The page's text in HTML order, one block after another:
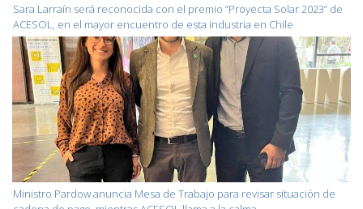
Sara Larraín será reconocida con el premio “Proyecta Solar 2023” de
ACESOL, en el mayor encuentro de esta industria en Chile
Ministro Pardow anuncia Mesa de Trabajo para revisar situación de